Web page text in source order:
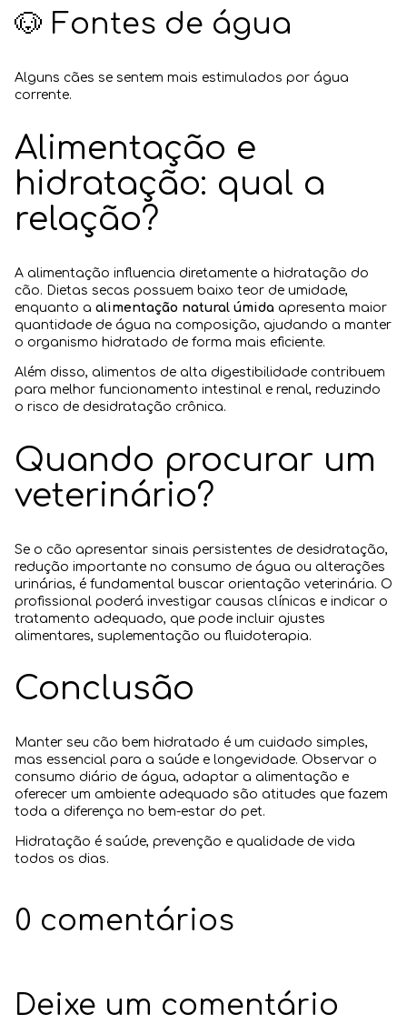
🐶 Fontes de água
Alguns cães se sentem mais estimulados por água
corrente.
Alimentação e
hidratação: qual a
relação?
A alimentação influencia diretamente a hidratação do
cão. Dietas secas possuem baixo teor de umidade,
enquanto a alimentação natural úmida apresenta maior
quantidade de água na composição, ajudando a manter
o organismo hidratado de forma mais eficiente.
Além disso, alimentos de alta digestibilidade contribuem
para melhor funcionamento intestinal e renal, reduzindo
o risco de desidratação crônica.
Quando procurar um
veterinário?
Se o cão apresentar sinais persistentes de desidratação,
redução importante no consumo de água ou alterações
urinárias, é fundamental buscar orientação veterinária. O
profissional poderá investigar causas clínicas e indicar o
tratamento adequado, que pode incluir ajustes
alimentares, suplementação ou fluidoterapia.
Conclusão
Manter seu cão bem hidratado é um cuidado simples,
mas essencial para a saúde e longevidade. Observar o
consumo diário de água, adaptar a alimentação e
oferecer um ambiente adequado são atitudes que fazem
toda a diferença no bem-estar do pet.
Hidratação é saúde, prevenção e qualidade de vida
todos os dias.
0 comentários
Deixe um comentário